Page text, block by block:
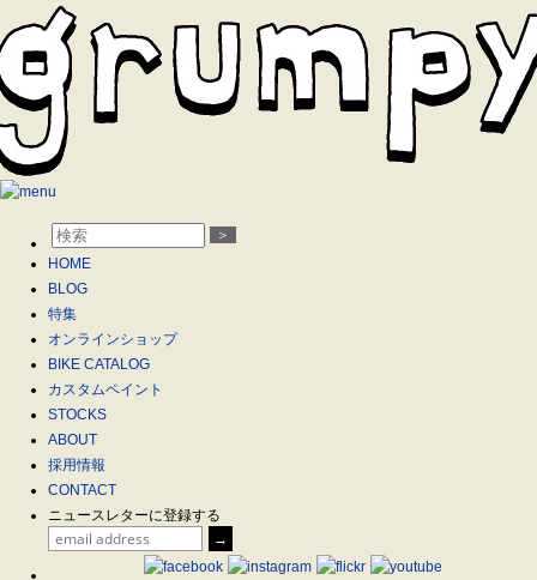
＞
HOME
BLOG
特集
オンラインショップ
BIKE CATALOG
カスタムペイント
STOCKS
ABOUT
採用情報
CONTACT
ニュースレターに登録する